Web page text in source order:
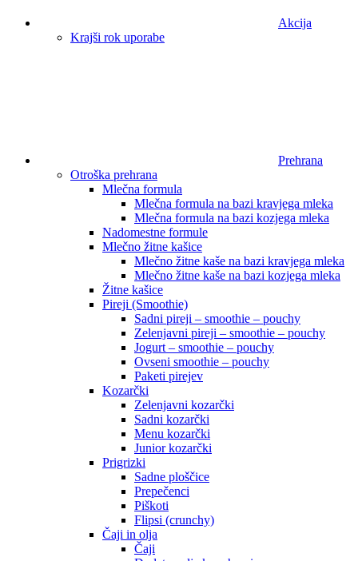
Akcija
Krajši rok uporabe
Prehrana
Otroška prehrana
Mlečna formula
Mlečna formula na bazi kravjega mleka
Mlečna formula na bazi kozjega mleka
Nadomestne formule
Mlečno žitne kašice
Mlečno žitne kaše na bazi kravjega mleka
Mlečno žitne kaše na bazi kozjega mleka
Žitne kašice
Pireji (Smoothie)
Sadni pireji – smoothie – pouchy
Zelenjavni pireji – smoothie – pouchy
Jogurt – smoothie – pouchy
Ovseni smoothie – pouchy
Paketi pirejev
Kozarčki
Zelenjavni kozarčki
Sadni kozarčki
Menu kozarčki
Junior kozarčki
Prigrizki
Sadne ploščice
Prepečenci
Piškoti
Flipsi (crunchy)
Čaji in olja
Čaji